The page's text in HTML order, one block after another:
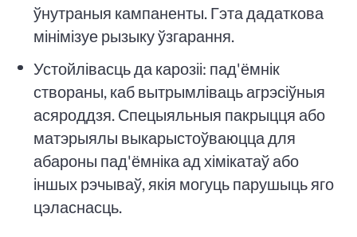
ўнутраныя кампаненты. Гэта дадаткова
мінімізуе рызыку ўзгарання.
Устойлівасць да карозіі: пад'ёмнік
створаны, каб вытрымліваць агрэсіўныя
асяроддзя. Спецыяльныя пакрыцця або
матэрыялы выкарыстоўваюцца для
абароны пад'ёмніка ад хімікатаў або
іншых рэчываў, якія могуць парушыць яго
цэласнасць.